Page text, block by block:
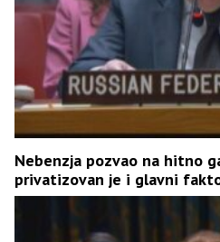
Nebenzja pozvao na hitno
privatizovan je i glavni